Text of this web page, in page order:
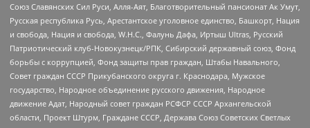
Союз Славянских Сил Руси, Алля-Аят, Благотворительный пансионат Ак Умут,
Русская республика Русь, Арестантское уголовное единство, Башкорт, Нация
и свобода, Нация и свобода, W.H.С., Фалунь Дафа, Иртыш Ultras, Русский
Патриотический клуб-Новокузнецк/РПК, Сибирский державный союз, Фонд
борьбы с коррупцией, Фонд защиты прав граждан, Штабы Навального,
Совет граждан СССР Прикубанского округа г. Краснодара, Мужское
государство, Народное объединение русского движения, Народное
движение Адат, Народный совет граждан РСФСР СССР Архангельской
области, Проект Штурм, Граждане СССР, Держава Союз Советских Светлых